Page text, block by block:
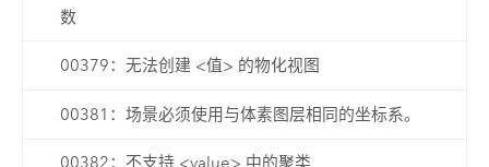
数
00379：无法创建 <值> 的物化视图
00381：场景必须使用与体素图层相同的坐标系。
00382：不支持 <value> 中的聚类